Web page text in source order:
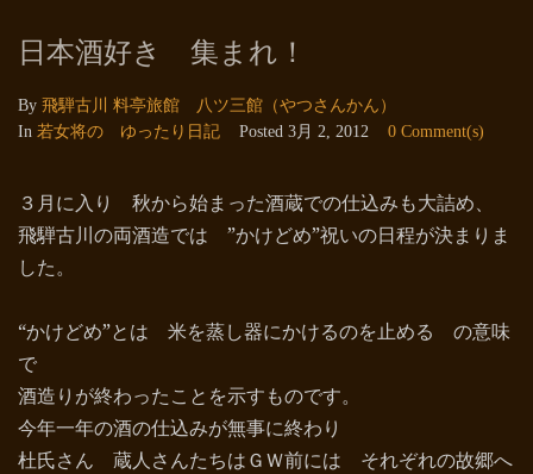
日本酒好き 集まれ！
By 飛騨古川 料亭旅館 八ツ三館（やつさんかん）
In 若女将の ゆったり日記 Posted 3月 2, 2012 0 Comment(s)
３月に入り 秋から始まった酒蔵での仕込みも大詰め、
飛騨古川の両酒造では ”かけどめ”祝いの日程が決まりま
した。
“かけどめ”とは 米を蒸し器にかけるのを止める の意味
で
酒造りが終わったことを示すものです。
今年一年の酒の仕込みが無事に終わり
杜氏さん 蔵人さんたちはＧＷ前には それぞれの故郷へ